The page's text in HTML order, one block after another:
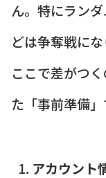
ん。特にラン
どは争奪戦にな
ここで差がつ
た「事前準備」
アカウント